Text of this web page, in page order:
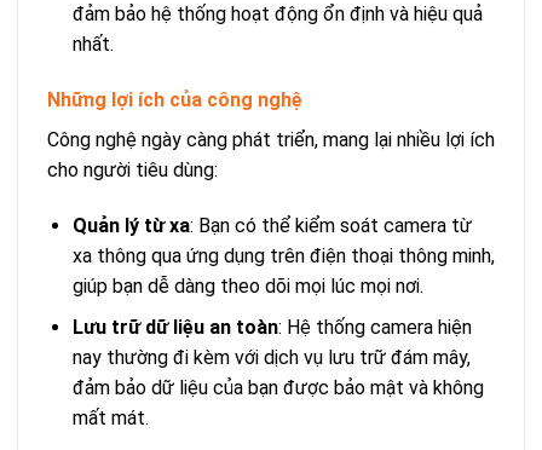
đảm bảo hệ thống hoạt động ổn định và hiệu quả
nhất.
Những lợi ích của công nghệ
Công nghệ ngày càng phát triển, mang lại nhiều lợi ích
cho người tiêu dùng:
Quản lý từ xa: Bạn có thể kiểm soát camera từ
xa thông qua ứng dụng trên điện thoại thông minh,
giúp bạn dễ dàng theo dõi mọi lúc mọi nơi.
Lưu trữ dữ liệu an toàn: Hệ thống camera hiện
nay thường đi kèm với dịch vụ lưu trữ đám mây,
đảm bảo dữ liệu của bạn được bảo mật và không
mất mát.